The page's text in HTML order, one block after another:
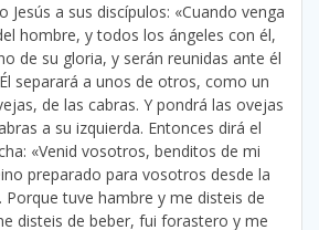
Jesús a sus discípulos: «Cuando venga
hombre, y todos los ángeles con él,
de su gloria, y serán reunidas ante él
separará a unos de otros, como un
de las cabras. Y pondrá las ovejas
a su izquierda. Entonces dirá el
«Venid vosotros, benditos de mi
preparado para vosotros desde la
tuve hambre y me disteis de
disteis de beber, fui forastero y me